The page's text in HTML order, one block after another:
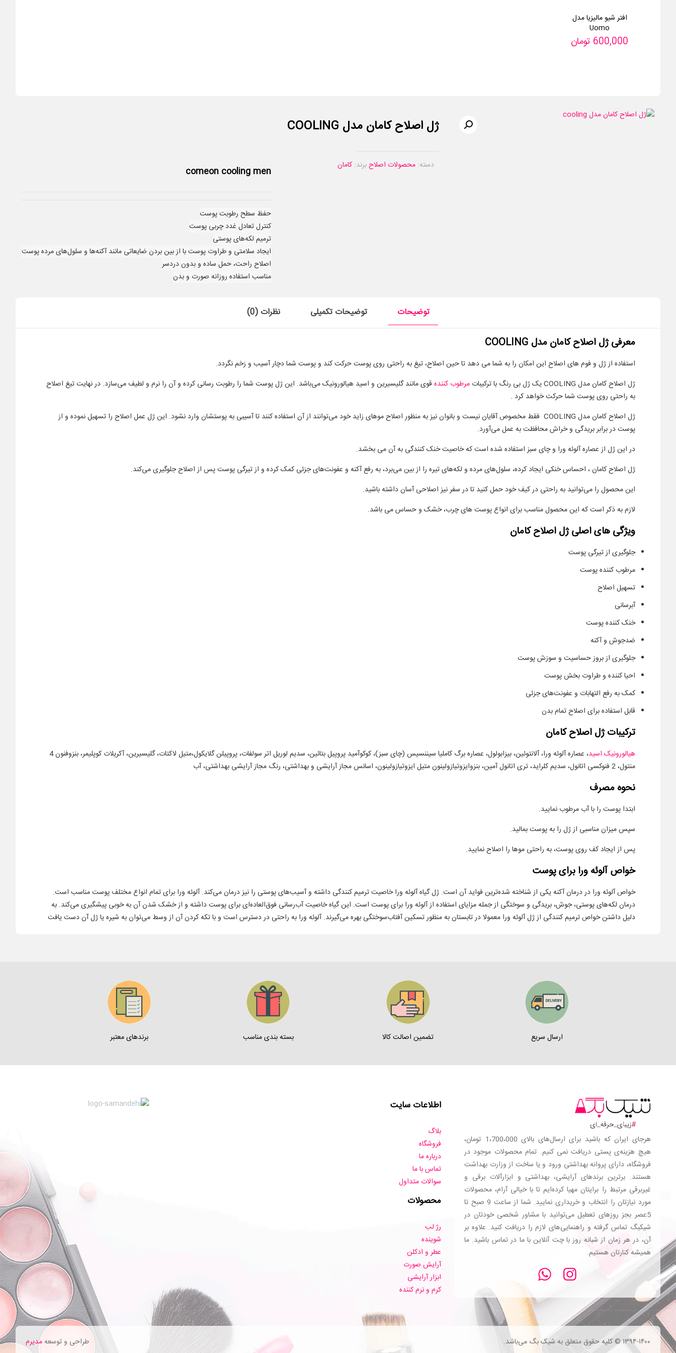
افتر شیو مالیزیا مدل
Uomo
600,000 تومان
ژل اصلاح کامان مدل COOLING
comeon cooling men
حفظ سطح رطوبت پوست
کنترل تعادل غدد چربی پوست
ترمیم لکه‌های پوستی
ایجاد سلامتی و طراوت پوست با از بین بردن ضایعاتی مانند آکنه‌ها و سلول‌های مرده پوست
اصلاح راحت، حمل ساده و بدون دردسر
مناسب استفاده روزانه صورت و بدن
دسته:محصولات اصلاحبرند:کامان
توضیحات توضیحات تکمیلی نظرات (0)
معرفی ژل اصلاح کامان مدل COOLING
استفاده از ژل و فوم های اصلاح این امکان را به شما می دهد تا حین اصلاح، تیغ به راحتی روی پوست حرکت کند و پوست شما دچار آسیب و زخم نگردد.
ژل اصلاح کامان مدل COOLING یک ژل بی رنگ با ترکیبات
مرطوب کننده‌ قوی‌ مانند گلیسیرین و اسید هیالورونیک می‌باشد. این ژل پوست شما را رطوبت رسانی کرده و آن را نرم و لطیف می‌سازد. در نهایت تیغ اصلاح
به راحتی روی پوست شما حرکت خواهد کرد .
ژل اصلاح کامان مدل COOLING فقط مخصوص آقایان نیست و بانوان نیز به منظور اصلاح موهای زاید خود می‌توانند از آن استفاده کنند تا آسیبی به پوستشان وارد نشود. این ژل عمل اصلاح را تسهیل نموده و از
پوست در برابر بریدگی و خراش محافظت به عمل می‌آورد.
در این ژل از عصاره آلوئه ورا و چای سبز استفاده شده است که خاصیت خنک کنندگی به آن می بخشد.
ژل اصلاح کامان ، احساس خنکی ایجاد کرده، سلول‌های مرده و لکه‌های تیره را از بین می‌برد، به رفع آکنه و عفونت‌های جزئی کمک کرده و از تیرگی پوست پس از اصلاح جلوگیری می‌کند.
این محصول را می‌توانید به راحتی در کیف خود حمل کنید تا در سفر نیز اصلاحی آسان داشته باشید.
لازم به ذکر است که این محصول مناسب برای انواع پوست های چرب، خشک و حساس می باشد.
ویژگی های اصلی ژل اصلاح کامان
جلوگیری از تیرگی پوست
مرطوب کننده پوست
تسهیل اصلاح
آبرسانی
خنک کننده پوست
ضدجوش و آکنه
جلوگیری از بروز حساسیت و سوزش پوست
احیا کننده و طراوت بخش پوست
کمک به رفع التهابات و عفونت‌های جزئی
قابل استفاده برای اصلاح تمام بدن
ترکیبات ژل اصلاح کامان
هیالورونیک اسید
، عصاره آلوئه ورا، آلانتوئین، بیزابولول، عصاره برگ کاملیا سیننسیس (چای سبز)، کوکوآمید پروپیل بتائین، سدیم لوریل اتر سولفات، پروپیلن گلایکول،متیل لاکتات، گلیسیرین، آکریلات کوپلیمر، بنزوفنون 4
منتول، 2 فنوکسی اتانول، سدیم کلراید، تری اتانول آمین، بنزوایزوتیازولینون متیل ایزوتیازولینون، اسانس مجاز آرایشی و بهداشتی، رنگ مجاز آرایشی بهداشتی، آب
نحوه مصرف
ابتدا پوست را با آب مرطوب نمایید.
سپس میزان مناسبی از ژل را به پوست بمالید.
پس از ایجاد کف روی پوست، به راحتی موها را اصلاح نمایید.
خواص آلوئه ورا برای پوست
خواص آلوئه ورا در درمان آکنه یکی از شناخته شده‌ترین فواید آن است. ژل گیاه آلوئه ورا خاصیت ترمیم کنندگی داشته و آسیب‌های پوستی را نیز درمان می‌کند. آلوئه ورا برای تمام انواع مختلف پوست مناسب است.
درمان لکه‌های پوستی، جوش، بریدگی و سوختگی از جمله مزایای استفاده از آلوئه ورا برای پوست است. این گیاه خاصیت آب‌رسانی فوق‌العاده‌ای برای پوست داشته و از خشک شدن آن به خوبی پیشگیری می‌کند. به
دلیل داشتن خواص ترمیم کنندگی از ژل آلوئه ورا معمولا در تابستان به منظور تسکین آفتاب‌سوختگی بهره می‌گیرند. آلوئه ورا به راحتی در دسترس است و با تکه کردن آن از وسط می‌توان به شیره یا ژل آن دست یافت
ارسال سریع تضمین اصالت کالا بسته بندی مناسب برندهای معتبر
هرجای ایران که باشید برای ارسال‌های بالای 1،700،000 تومان،
هیچ هزینه‌ی پستی دریافت نمی کنیم. تمام محصولات موجود در
فروشگاه، دارای پروانه بهداشتی ورود و یا ساخت از وزارت بهداشت
هستند. برترین‌ برندهای آرایشی، بهداشتی و ابزارآلات برقی و
غیربرقی مرتبط را برایتان مهیا کرده‌ایم تا با خیالی آرام، محصولات
مورد نیازتان را انتخاب و خریداری نمایید. شما از ساعت 9 صبح تا
5عصر بجز روزهای تعطیل می‌توانید با مشاور شخصی خودتان در
شیکبگ تماس گرفته و راهنمایی‌های لازم را دریافت کنید. علاوه بر
آن، در هر زمان از شبانه روز با چت آنلاین با ما در تماس باشید. ما
همیشه کنارتان هستیم.
اطلاعات سایت
بلاگ
فروشگاه
درباره ما
تماس با ما
سوالات متداول
محصولات
رژ لب
شوینده
عطر و ادکلن
آرایش صورت
ابزار آرایشی
کرم و نرم کننده
۱۳۹۴-۱۴۰۰ © کلیه حقوق متعلق به شیک بگ می‌باشد. طراحی و توسعهمدیرم